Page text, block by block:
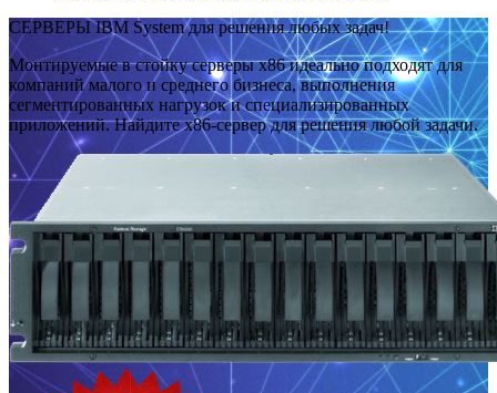
СЕРВЕРЫ IBM System для решения любых задач!
Монтируемые в стойку серверы x86 идеально подходят для
компаний малого и среднего бизнеса, выполнения
сегментированных нагрузок и специализированных
приложений. Найдите x86-сервер для решения любой задачи.